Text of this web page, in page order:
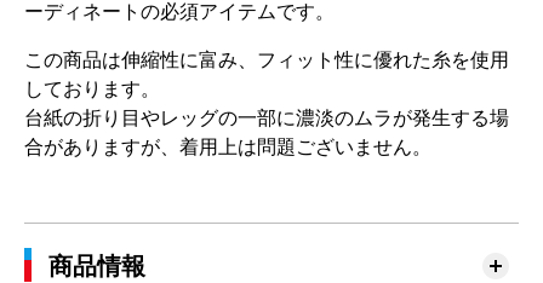
ーディネートの必須アイテムです。
この商品は伸縮性に富み、フィット性に優れた糸を使用
しております。
台紙の折り目やレッグの一部に濃淡のムラが発生する場
合がありますが、着用上は問題ございません。
商品情報